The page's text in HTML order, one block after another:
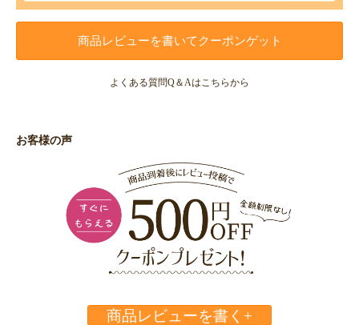
商品レビューを書いてクーポンゲット
よくある質問Q＆Aはこちらから
お客様の声
商品レビューを書く+